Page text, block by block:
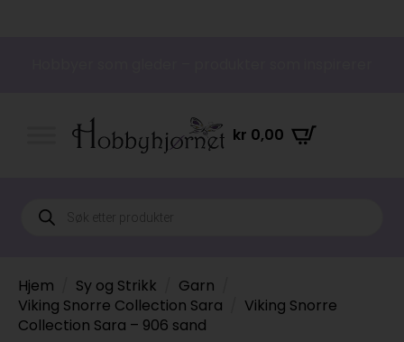
kr 0,00
Products
search
Hjem Sy og Strikk
Garn
Viking Snorre Collection Sara
Viking Snorre
Collection Sara – 906 sand